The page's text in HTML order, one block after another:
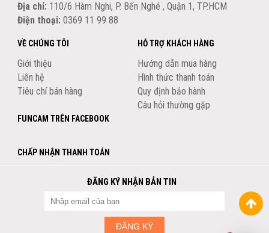
Địa chỉ: 110/6 Hàm Nghi, P. Bến Nghé , Quận 1, TP.HCM
Điện thoại: 0369 11 99 88
VỀ CHÚNG TÔI
Giới thiệu
Liên hệ
Tiêu chí bán hàng
HỖ TRỢ KHÁCH HÀNG
Hướng dẫn mua hàng
Hình thức thanh toán
Quy định bảo hành
Câu hỏi thường gặp
FUNCAM TRÊN FACEBOOK
CHẤP NHẬN THANH TOÁN
ĐĂNG KÝ NHẬN BẢN TIN
ĐĂNG KÝ